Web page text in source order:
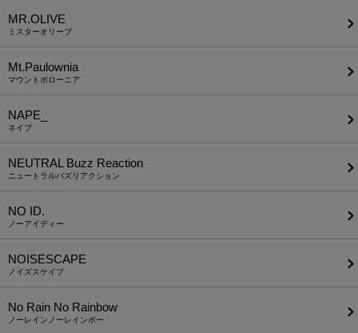
MR.OLIVE
ミスターオリーブ
Mt.Paulownia
マウントポローニア
NAPE_
ネイプ
NEUTRAL Buzz Reaction
ニュートラルバズリアクション
NO ID.
ノーアイディー
NOISESCAPE
ノイズスケイプ
No Rain No Rainbow
ノーレインノーレインボー